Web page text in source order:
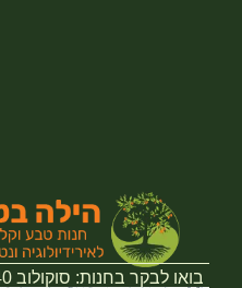
בואו לבקר בחנות: סוקולוב 40, הרצליה.